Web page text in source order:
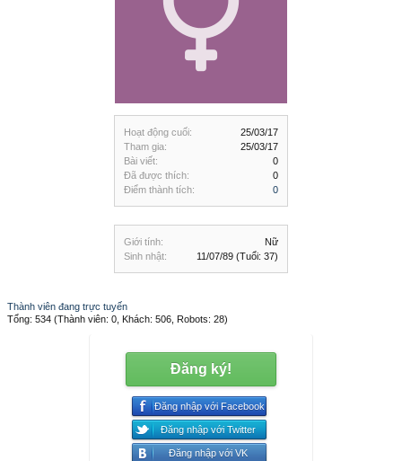
Hoạt động cuối:
25/03/17
Tham gia:
25/03/17
Bài viết:
0
Đã được thích:
0
Điểm thành tích:
0
Giới tính:
Nữ
Sinh nhật:
11/07/89 (Tuổi: 37)
Thành viên đang trực tuyến
Tổng: 534 (Thành viên: 0, Khách: 506, Robots: 28)
Đăng ký!
Đăng nhập với Facebook
Đăng nhập với Twitter
Đăng nhập với VK